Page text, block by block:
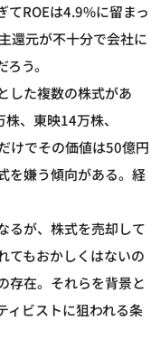
てROEは4.9%に留まっ
還元が不十分で会社に
う。
した複数の株式があ
、東映14万株、
けでその価値は50億円
を嫌う傾向がある。経
るが、株式を売却して
てもおかしくはないの
存在。それらを背景と
ィビストに狙われる条